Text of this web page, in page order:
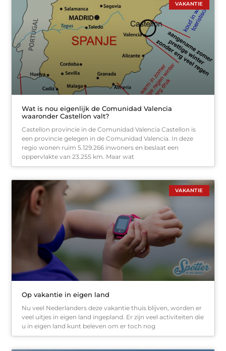
VAKANTIE
Wat is nou eigenlijk de Comunidad Valencia
waaronder Castellon valt?
Castellon provincie in de Comunidad Valencia Castellon is
een provincie gelegen in de Comunidad Valencia. In deze
regio wonen ruim 5.129.266 inwoners en beslaat een
oppervlakte van 23.255 km. Maar wat
VAKANTIE
Op vakantie in eigen land
Nu veel Nederlanders deze vakantie thuis blijven, worden er
veel uitjes in eigen land ingepland. Er zijn veel activiteiten die
u in eigen land kunt beleven om er toch nog